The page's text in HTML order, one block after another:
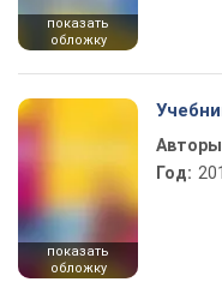
показать
обложку
показать
обложку
Год: